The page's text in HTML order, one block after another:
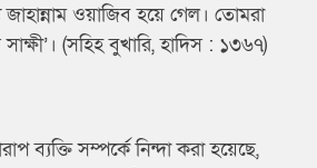
ওয়াজিব হয়ে গেল। তোমরা
(সহিহ বুখারি, হাদিস : ১৩৬৭)
ব্যক্তি সম্পর্কে নিন্দা করা হয়েছে,